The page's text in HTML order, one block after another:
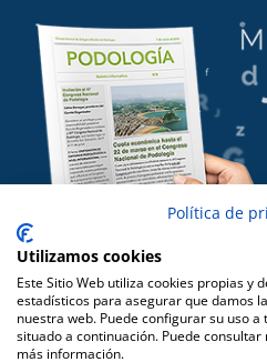
Política de
Utilizamos cookies
Este Sitio Web utiliza cookies propias y
estadísticos para asegurar que damos
nuestra web. Puede configurar su uso
situado a continuación. Puede
más información.